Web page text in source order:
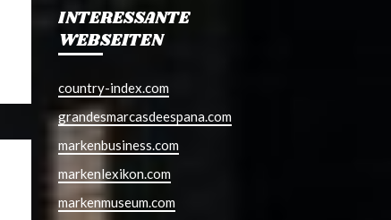
INTERESSANTE
WEBSEITEN
country-index.com
grandesmarcasdeespana.com
markenbusiness.com
markenlexikon.com
markenmuseum.com